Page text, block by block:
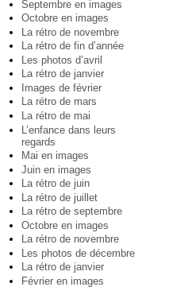
Septembre en images
Octobre en images
La rétro de novembre
La rétro de fin d’année
Les photos d’avril
La rétro de janvier
Images de février
La rétro de mars
La rétro de mai
L’enfance dans leurs
regards
Mai en images
Juin en images
La rétro de juin
La rétro de juillet
La rétro de septembre
Octobre en images
La rétro de novembre
Les photos de décembre
La rétro de janvier
Février en images